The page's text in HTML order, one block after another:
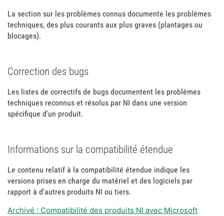
La section sur les problèmes connus documente les problèmes
techniques, des plus courants aux plus graves (plantages ou
blocages).
Correction des bugs
Les listes de correctifs de bugs documentent les problèmes
techniques reconnus et résolus par NI dans une version
spécifique d'un produit.
Informations sur la compatibilité étendue
Le contenu relatif à la compatibilité étendue indique les
versions prises en charge du matériel et des logiciels par
rapport à d'autres produits NI ou tiers.
Archivé : Compatibilité des produits NI avec Microsoft